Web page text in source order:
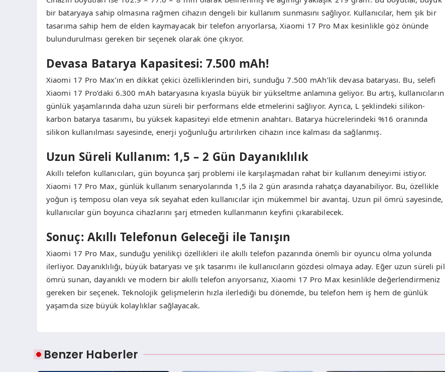
bir bataryaya sahip olmasına rağmen cihazın dengeli bir kullanım sunmasını sağlıyor. Kullanıcılar, hem şık bir
tasarıma sahip hem de elden kaymayacak bir telefon arıyorlarsa, Xiaomi 17 Pro Max kesinlikle göz önünde
bulundurulması gereken bir seçenek olarak öne çıkıyor.
Devasa Batarya Kapasitesi: 7.500 mAh!
Xiaomi 17 Pro Max’ın en dikkat çekici özelliklerinden biri, sunduğu 7.500 mAh’lik devasa bataryası. Bu, selefi
Xiaomi 17 Pro’daki 6.300 mAh bataryasına kıyasla büyük bir yükseltme anlamına geliyor. Bu artış, kullanıcıların
günlük yaşamlarında daha uzun süreli bir performans elde etmelerini sağlıyor. Ayrıca, L şeklindeki silikon-
karbon batarya tasarımı, bu yüksek kapasiteyi elde etmenin anahtarı. Batarya hücrelerindeki %16 oranında
silikon kullanılması sayesinde, enerji yoğunluğu artırılırken cihazın ince kalması da sağlanmış.
Uzun Süreli Kullanım: 1,5 – 2 Gün Dayanıklılık
Akıllı telefon kullanıcıları, gün boyunca şarj problemi ile karşılaşmadan rahat bir kullanım deneyimi istiyor.
Xiaomi 17 Pro Max, günlük kullanım senaryolarında 1,5 ila 2 gün arasında rahatça dayanabiliyor. Bu, özellikle
yoğun iş temposu olan veya sık seyahat eden kullanıcılar için mükemmel bir avantaj. Uzun pil ömrü sayesinde,
kullanıcılar gün boyunca cihazlarını şarj etmeden kullanmanın keyfini çıkarabilecek.
Sonuç: Akıllı Telefonun Geleceği ile Tanışın
Xiaomi 17 Pro Max, sunduğu yenilikçi özellikleri ile akıllı telefon pazarında önemli bir oyuncu olma yolunda
ilerliyor. Dayanıklılığı, büyük bataryası ve şık tasarımı ile kullanıcıların gözdesi olmaya aday. Eğer uzun süreli pil
ömrü sunan, dayanıklı ve modern bir akıllı telefon arıyorsanız, Xiaomi 17 Pro Max kesinlikle değerlendirmeniz
gereken bir seçenek. Teknolojik gelişmelerin hızla ilerlediği bu dönemde, bu telefon hem iş hem de günlük
yaşamda size büyük kolaylıklar sağlayacak.
Benzer Haberler